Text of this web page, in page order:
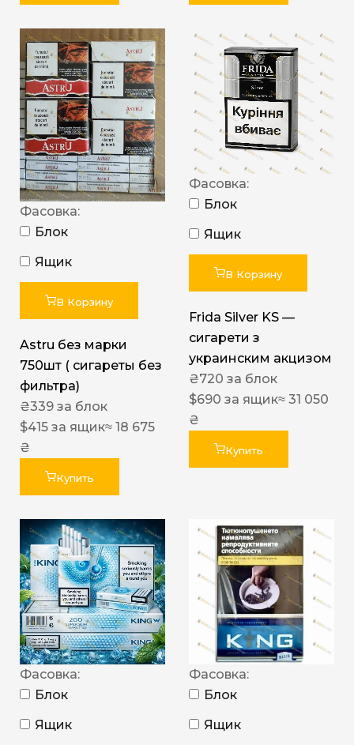
Фасовка:
Блок
Ящик
В Корзину
Astru без марки
750шт ( сигареты без
фильтра)
₴339 за блок
$415 за ящик≈ 18 675
₴
Купить
Фасовка:
Блок
Ящик
В Корзину
Frida Silver KS —
сигарети з
украинским акцизом
₴720 за блок
$690 за ящик≈ 31 050
₴
Купить
Фасовка:
Блок
Ящик
Фасовка:
Блок
Ящик